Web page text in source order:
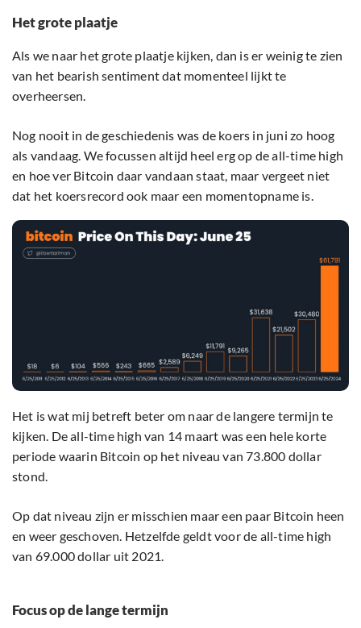
Het grote plaatje
Als we naar het grote plaatje kijken, dan is er weinig te zien
van het bearish sentiment dat momenteel lijkt te
overheersen.
Nog nooit in de geschiedenis was de koers in juni zo hoog
als vandaag. We focussen altijd heel erg op de all-time high
en hoe ver Bitcoin daar vandaan staat, maar vergeet niet
dat het koersrecord ook maar een momentopname is.
Het is wat mij betreft beter om naar de langere termijn te
kijken. De all-time high van 14 maart was een hele korte
periode waarin Bitcoin op het niveau van 73.800 dollar
stond.
Op dat niveau zijn er misschien maar een paar Bitcoin heen
en weer geschoven. Hetzelfde geldt voor de all-time high
van 69.000 dollar uit 2021.
Focus op de lange termijn